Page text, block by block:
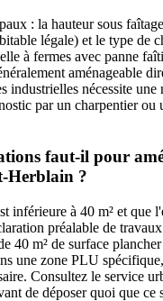
: la hauteur sous
légale) et le type de
à fermes avec panne
aménageable
industrielles nécessite une
par un charpentier ou
faut-il pour
Herblain ?
inférieure à 40 m² et que
préalable de
40 m² de surface
une zone PLU
Consultez le service
de déposer quoi que ce